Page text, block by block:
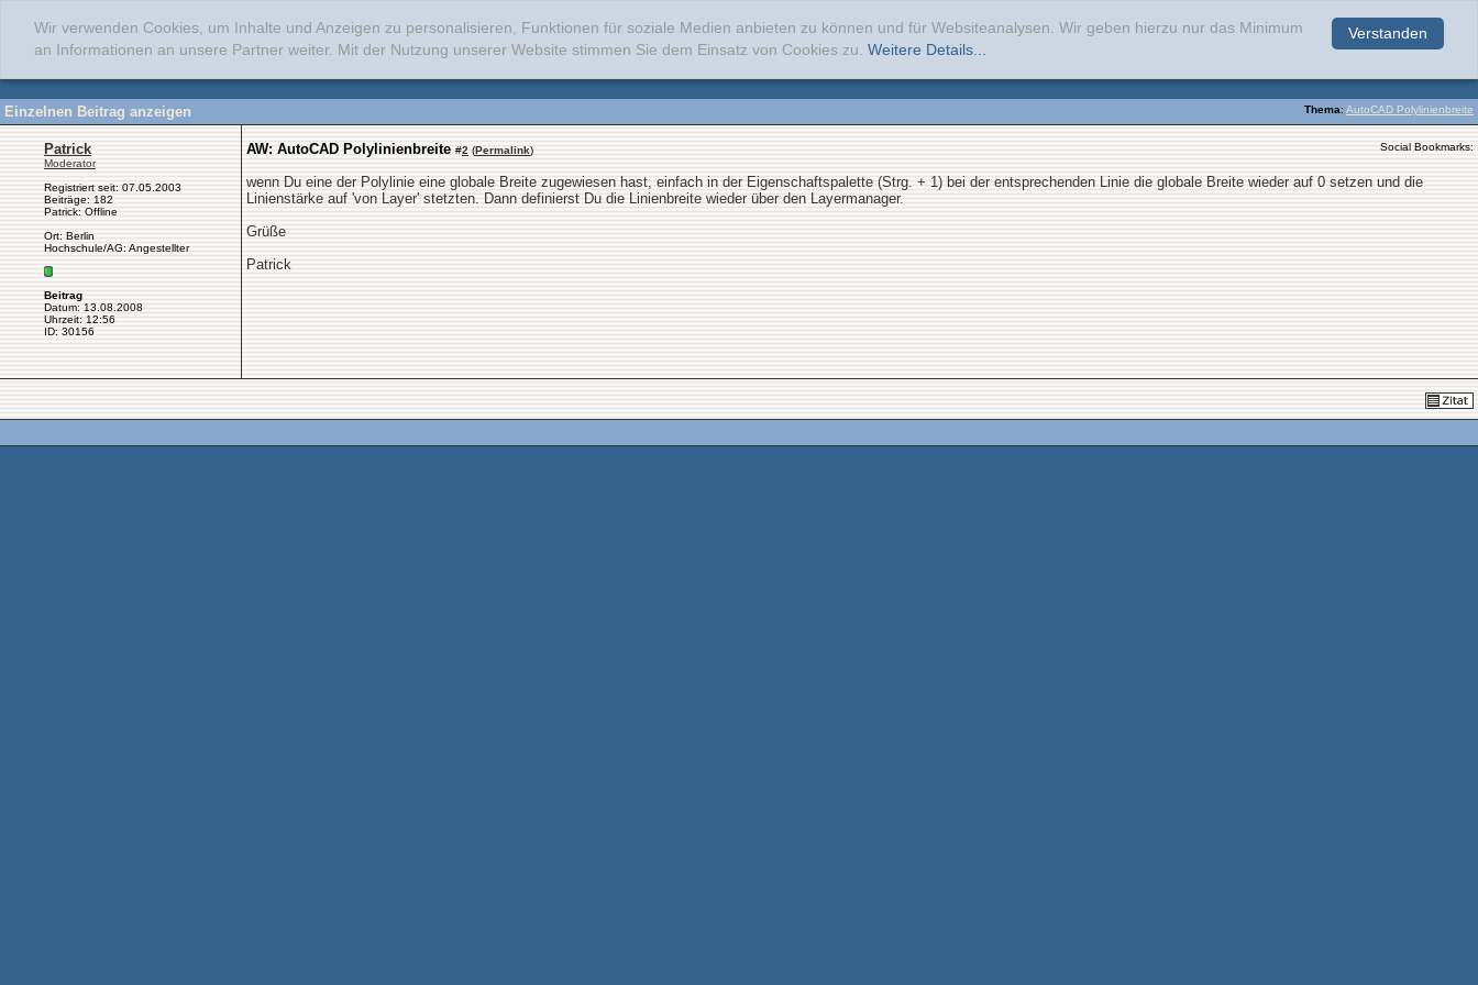
Verstanden
Wir verwenden Cookies, um Inhalte und Anzeigen zu personalisieren, Funktionen für soziale Medien anbieten zu können und für Websiteanalysen. Wir geben hierzu nur das Minimum
an Informationen an unsere Partner weiter. Mit der Nutzung unserer Website stimmen Sie dem Einsatz von Cookies zu. Weitere Details...
Thema: AutoCAD Polylinienbreite
Einzelnen Beitrag anzeigen
Patrick
Moderator
Registriert seit: 07.05.2003
Beiträge: 182
Patrick: Offline
Ort: Berlin
Hochschule/AG: Angestellter
Beitrag
Datum: 13.08.2008
Uhrzeit: 12:56
ID: 30156
AW: AutoCAD Polylinienbreite #2 (Permalink) Social Bookmarks:
wenn Du eine der Polylinie eine globale Breite zugewiesen hast, einfach in der Eigenschaftspalette (Strg. + 1) bei der entsprechenden Linie die globale Breite wieder auf 0 setzen und die
Linienstärke auf 'von Layer' stetzten. Dann definierst Du die Linienbreite wieder über den Layermanager.
Grüße
Patrick